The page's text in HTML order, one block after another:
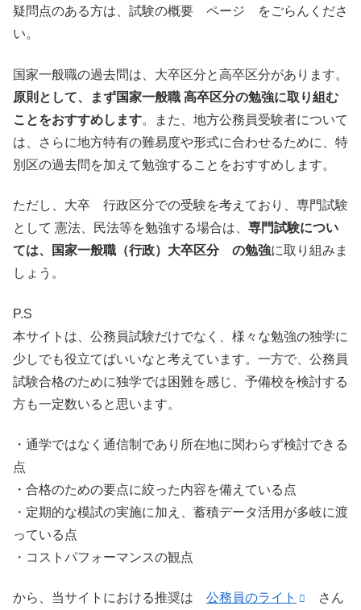
疑問点のある方は、試験の概要 ページ をごらんくださ
い。
国家一般職の過去問は、大卒区分と高卒区分があります。
原則として、まず国家一般職 高卒区分の勉強に取り組む
ことをおすすめします。また、地方公務員受験者について
は、さらに地方特有の難易度や形式に合わせるために、特
別区の過去問を加えて勉強することをおすすめします。
ただし、大卒 行政区分での受験を考えており、専門試験
として 憲法、民法等を勉強する場合は、 専門試験につい
ては、国家一般職（行政）大卒区分 の勉強に取り組みま
しょう。
P.S
本サイトは、公務員試験だけでなく、様々な勉強の独学に
少しでも役立てばいいなと考えています。一方で、公務員
試験合格のために独学では困難を感じ、予備校を検討する
方も一定数いると思います。
・通学ではなく通信制であり所在地に関わらず検討できる
点
・合格のための要点に絞った内容を備えている点
・定期的な模試の実施に加え、蓄積データ活用が多岐に渡
っている点
・コストパフォーマンスの観点
から、当サイトにおける推奨は 公務員のライト さん